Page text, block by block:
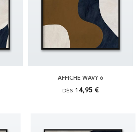
AFFICHE WAVY 6
DÈS 14,95 €